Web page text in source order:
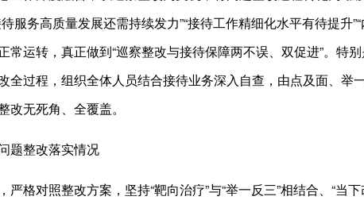
服务高质量发展还需持续发力”“接待工作精细化水平有待提升
常运转，真正做到“巡察整改与接待保障两不误、双促进”。特
全过程，组织全体人员结合接待业务深入自查，由点及面、举
无死角、全覆盖。
题整改落实情况
严格对照整改方案，坚持“靶向治疗”与“举一反三”相结合、“当